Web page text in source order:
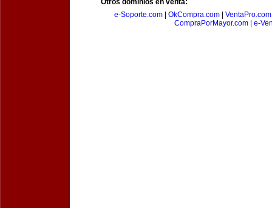
Otros dominios en venta:
e-Soporte.com
OkCompra.com VentaPro.com
CompraPorMayor.com| e-